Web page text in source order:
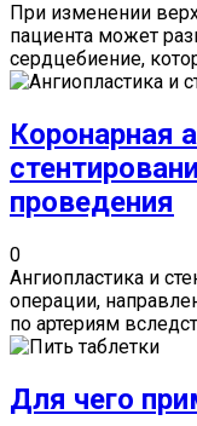
При изменении
пациента может
сердцебиение,
Коронарная
проведения
0
Ангиопластика и
операции,
по артериям
Для чего